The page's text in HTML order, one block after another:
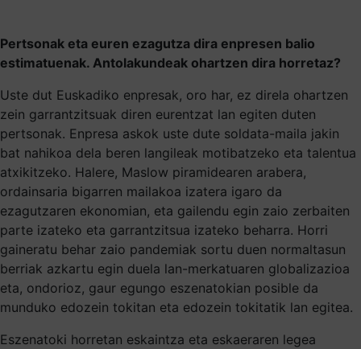
Pertsonak eta euren ezagutza dira enpresen balio
estimatuenak. Antolakundeak ohartzen dira horretaz?
Uste dut Euskadiko enpresak, oro har, ez direla ohartzen
zein garrantzitsuak diren eurentzat lan egiten duten
pertsonak. Enpresa askok uste dute soldata-maila jakin
bat nahikoa dela beren langileak motibatzeko eta talentua
atxikitzeko. Halere, Maslow piramidearen arabera,
ordainsaria bigarren mailakoa izatera igaro da
ezagutzaren ekonomian, eta gailendu egin zaio zerbaiten
parte izateko eta garrantzitsua izateko beharra. Horri
gaineratu behar zaio pandemiak sortu duen normaltasun
berriak azkartu egin duela lan-merkatuaren globalizazioa
eta, ondorioz, gaur egungo eszenatokian posible da
munduko edozein tokitan eta edozein tokitatik lan egitea.
Eszenatoki horretan eskaintza eta eskaeraren legea